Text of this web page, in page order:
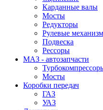
Карданные валы
Мосты
Редукторы
Рулевые
Подвеска
Рессоры
МАЗ - автозапчасти
Мосты
Коробки передач
ГАЗ
УАЗ